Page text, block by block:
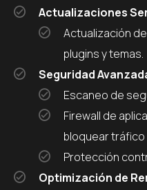
Actualizaciones
Actualización del núcleo de WordPress,
plugins y temas.
Seguridad
Escaneo de
Firewall de aplicaciones web (WAF) para
bloquear tráfico
Protección
Optimización de